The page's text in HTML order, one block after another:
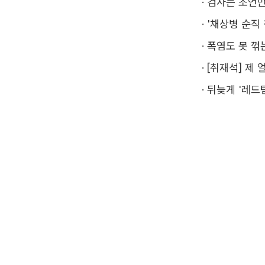
· '채상병 순직
· 폭염도 못 꺾
· [취재석] 제
· 뒤늦게 '레드